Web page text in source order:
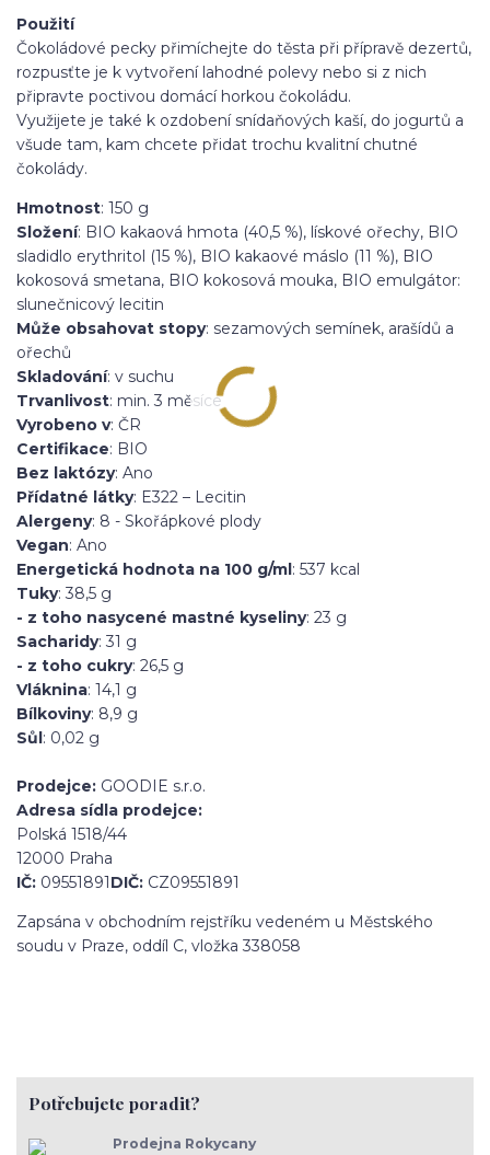
Použití
Čokoládové pecky přimíchejte do těsta při přípravě dezertů,
rozpusťte je k vytvoření lahodné polevy nebo si z nich
připravte poctivou domácí horkou čokoládu.
Využijete je také k ozdobení snídaňových kaší, do jogurtů a
všude tam, kam chcete přidat trochu kvalitní chutné
čokolády.
Hmotnost: 150 g
Složení: BIO kakaová hmota (40,5 %), lískové ořechy, BIO
sladidlo erythritol (15 %), BIO kakaové máslo (11 %), BIO
kokosová smetana, BIO kokosová mouka, BIO emulgátor:
slunečnicový lecitin
Může obsahovat stopy: sezamových semínek, arašídů a
ořechů
Skladování: v suchu
Trvanlivost: min. 3 měsíce
Vyrobeno v: ČR
Certifikace: BIO
Bez laktózy: Ano
Přídatné látky: E322 – Lecitin
Alergeny: 8 - Skořápkové plody
Vegan: Ano
Energetická hodnota na 100 g/ml: 537 kcal
Tuky: 38,5 g
- z toho nasycené mastné kyseliny: 23 g
Sacharidy: 31 g
- z toho cukry: 26,5 g
Vláknina: 14,1 g
Bílkoviny: 8,9 g
Sůl: 0,02 g
Prodejce: GOODIE s.r.o.
Adresa sídla prodejce:
Polská 1518/44
12000 Praha
IČ: 09551891DIČ: CZ09551891
Zapsána v obchodním rejstříku vedeném u Městského
soudu v Praze, oddíl C, vložka 338058
Potřebujete poradit?
Prodejna Rokycany